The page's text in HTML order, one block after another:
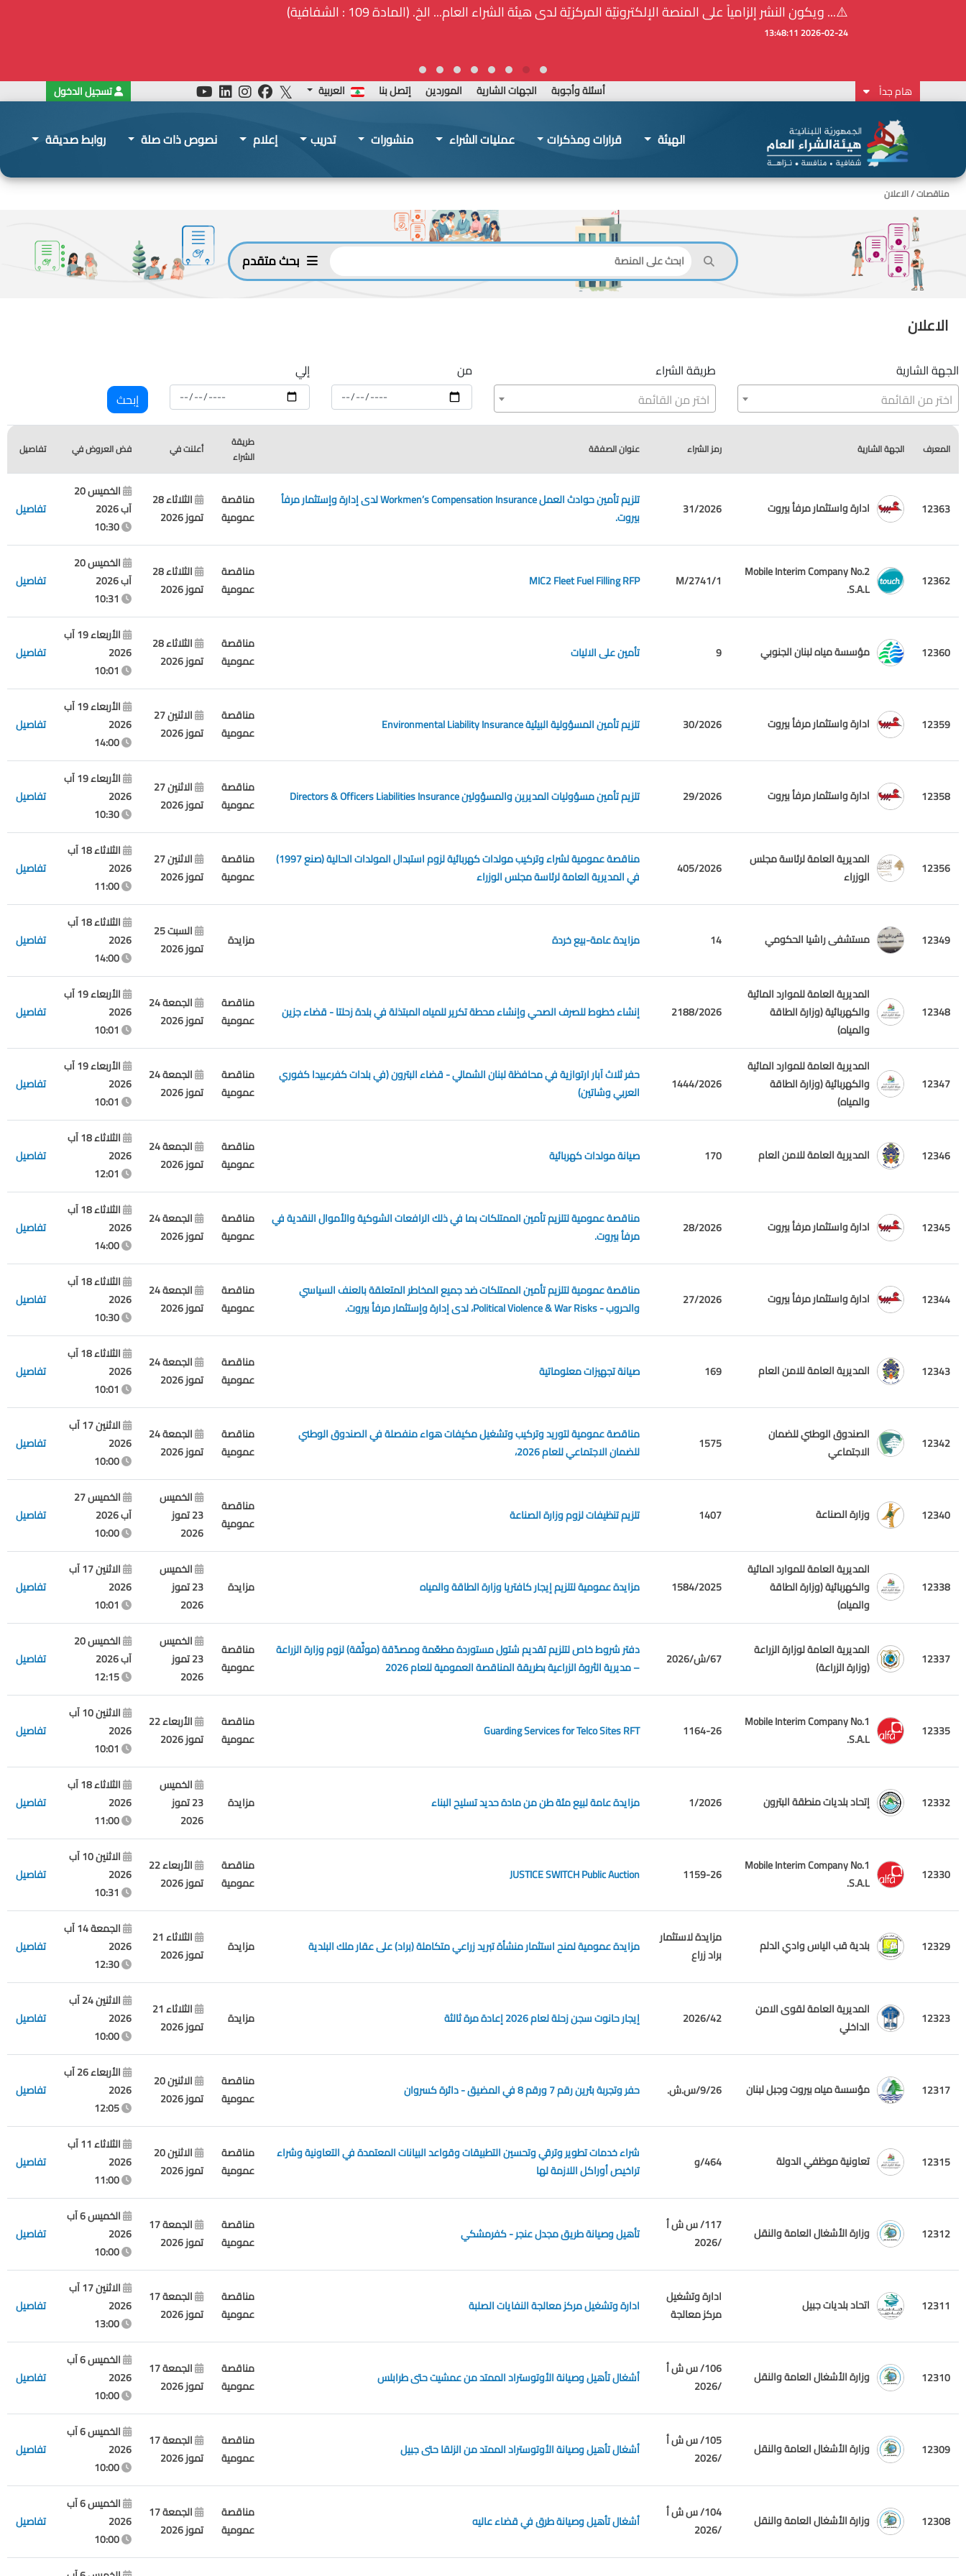
⚠️... ويكون النشر إلزامياً على المنصة الإلكترونيّة المركزيّة لدى هيئة الشراء العام... الخ. (المادة 109 : الشفافية)
2026-02-24 13:48:11
هام جداً أسئلة وأجوبة الجهات الشارية الموردين إتصل بنا العربية تسجيل الدخول
الهيئة قرارات ومذكرات عمليات الشراء منشورات تدريب إعلام نصوص ذات صلة روابط صديقة
مناقصات / الاعلان
بحث متقدم
الاعلان
الجهة الشارية
اختر من القائمة
طريقة الشراء
اختر من القائمة
من إلي
المعرف الجهة الشارية رمز الشراء عنوان الصفقة
طريقة
الشراء
أعلنت في فض العروض في تفاصيل
12363 ادارة واستثمار مرفأ بيروت 31/2026
تلزيم تأمين حوادث العمل Workmen’s Compensation Insurance لدى إدارة وإستثمار مرفأ
بيروت.
مناقصة
عمومية
الثلاثاء 28
تموز 2026
الخميس 20
آب 2026
10:30
تفاصيل
12362
Mobile Interim Company No.2
S.A.L.
2741/1/M
MIC2 Fleet Fuel Filling RFP
مناقصة
عمومية
الثلاثاء 28
تموز 2026
الخميس 20
آب 2026
10:31
تفاصيل
12360 مؤسسة مياه لبنان الجنوبي 9 تأمين على الاليات
مناقصة
عمومية
الثلاثاء 28
تموز 2026
الأربعاء 19 آب
2026
10:01
تفاصيل
12359 ادارة واستثمار مرفأ بيروت 30/2026 تلزيم تأمين المسؤولية البيئية Environmental Liability Insurance
مناقصة
عمومية
الاثنين 27
تموز 2026
الأربعاء 19 آب
2026
14:00
تفاصيل
12358 ادارة واستثمار مرفأ بيروت 29/2026 تلزيم تأمين مسؤوليات المديرين والمسؤولين Directors & Officers Liabilities Insurance
مناقصة
عمومية
الاثنين 27
تموز 2026
الأربعاء 19 آب
2026
10:30
تفاصيل
12356
المديرية العامة لرئاسة مجلس
الوزراء
405/2026
مناقصة عمومية لشراء وتركيب مولدات كهربائية لزوم استبدال المولدات الحالية (صنع 1997)
في المديرية العامة لرئاسة مجلس الوزراء
مناقصة
عمومية
الاثنين 27
تموز 2026
الثلاثاء 18 آب
2026
11:00
تفاصيل
12349 مستشفى راشيا الحكومي 14 مزايدة عامة-بيع خردة مزايدة
السبت 25
تموز 2026
الثلاثاء 18 آب
2026
14:00
تفاصيل
12348
المديرية العامة للموارد المائية
والكهربائية (وزارة الطاقة
والمياه)
2188/2026 إنشاء خطوط للصرف الصحي وإنشاء محطة تكرير للمياه المبتذلة في بلدة زحلتا - قضاء جزين
مناقصة
عمومية
الجمعة 24
تموز 2026
الأربعاء 19 آب
2026
10:01
تفاصيل
12347
المديرية العامة للموارد المائية
والكهربائية (وزارة الطاقة
والمياه)
1444/2026
حفر ثلاث آبار ارتوازية في محافظة لبنان الشمالي - قضاء البترون (في بلدات كفرعبيدا كفوري
العربي وشاتين)
مناقصة
عمومية
الجمعة 24
تموز 2026
الأربعاء 19 آب
2026
10:01
تفاصيل
12346 المديرية العامة للامن العام 170 صيانة مولدات كهربائية
مناقصة
عمومية
الجمعة 24
تموز 2026
الثلاثاء 18 آب
2026
12:01
تفاصيل
12345 ادارة واستثمار مرفأ بيروت 28/2026
مناقصة عمومية لتلزيم تأمين الممتلكات بما في ذلك الرافعات الشوكية والأموال النقدية في
مرفأ بيروت.
مناقصة
عمومية
الجمعة 24
تموز 2026
الثلاثاء 18 آب
2026
14:00
تفاصيل
12344 ادارة واستثمار مرفأ بيروت 27/2026
مناقصة عمومية لتلزيم تأمين الممتلكات ضد جميع المخاطر المتعلقة بالعنف السياسي
والحروب - Political Violence & War Risks، لدى إدارة وإستثمار مرفأ بيروت.
مناقصة
عمومية
الجمعة 24
تموز 2026
الثلاثاء 18 آب
2026
10:30
تفاصيل
12343 المديرية العامة للامن العام 169 صيانة تجهيزات معلوماتية
مناقصة
عمومية
الجمعة 24
تموز 2026
الثلاثاء 18 آب
2026
10:01
تفاصيل
12342
الصندوق الوطني للضمان
الاجتماعي
1575
مناقصة عمومية لتوريد وتركيب وتشغيل مكيفات هواء منفصلة في الصندوق الوطني
للضمان الاجتماعي للعام 2026،
مناقصة
عمومية
الجمعة 24
تموز 2026
الاثنين 17 آب
2026
10:00
تفاصيل
12340 وزارة الصناعة 1407 تلزيم تنظيفات لزوم وزارة الصناعة
مناقصة
عمومية
الخميس
23 تموز
2026
الخميس 27
آب 2026
10:00
تفاصيل
12338
المديرية العامة للموارد المائية
والكهربائية (وزارة الطاقة
والمياه)
1584/2025 مزايدة عمومية لتلزيم إيجار كافتريا وزارة الطاقة والمياه مزايدة
الخميس
23 تموز
2026
الاثنين 17 آب
2026
10:01
تفاصيل
12337
المديرية العامة لوزارة الزراعة
(وزارة الزراعة)
67/ش/2026
دفتر شروط خاص لتلزيم تقديم شتول مستوردة مطعّمة ومصدّقة (موثّقة) لزوم وزارة الزراعة
– مديرية الثروة الزراعية بطريقة المناقصة العمومية للعام 2026
مناقصة
عمومية
الخميس
23 تموز
2026
الخميس 20
آب 2026
12:15
تفاصيل
12335
Mobile Interim Company No.1
S.A.L.
1164-26
Guarding Services for Telco Sites RFT
مناقصة
عمومية
الأربعاء 22
تموز 2026
الاثنين 10 آب
2026
10:01
تفاصيل
12332 إتحاد بلديات منطقة البترون 1/2026 مزايدة عامة لبيع مئة طن من مادة حديد تسليح البناء مزايدة
الخميس
23 تموز
2026
الثلاثاء 18 آب
2026
11:00
تفاصيل
12330
Mobile Interim Company No.1
S.A.L.
1159-26
JUSTICE SWITCH Public Auction
مناقصة
عمومية
الأربعاء 22
تموز 2026
الاثنين 10 آب
2026
10:31
تفاصيل
12329 بلدية قب الياس وادي الدلم
مزايدة لاستثمار
براد زراع
مزايدة عمومية لمنح استثمار منشأة تبريد زراعي متكاملة (براد) على عقار ملك البلدية مزايدة
الثلاثاء 21
تموز 2026
الجمعة 14 آب
2026
12:30
تفاصيل
12323
المديرية العامة لقوى الامن
الداخلي
2026/42 إيجار حانوت سجن زحلة لعام 2026 إعادة مرة ثالثة مزايدة
الثلاثاء 21
تموز 2026
الاثنين 24 آب
2026
10:00
تفاصيل
12317 مؤسسة مياه بيروت وجبل لبنان 9/26/س.ش. حفر وتجربة بئرين رقم 7 ورقم 8 في المضيق - دائرة كسروان
مناقصة
عمومية
الاثنين 20
تموز 2026
الأربعاء 26 آب
2026
12:05
تفاصيل
12315 تعاونية موظفي الدولة 464/و
شراء خدمات تطوير وترقي وتحسين التطبيقات وقواعد البيانات المعتمدة في التعاونية وشراء
تراخيص أوراكل اللازمة لها
مناقصة
عمومية
الاثنين 20
تموز 2026
الثلاثاء 11 آب
2026
11:00
تفاصيل
12312 وزارة الأشغال العامة والنقل
117/ س ش أ
/2026
تأهيل وصيانة طريق مجدل عنجر - كفرمشكي
مناقصة
عمومية
الجمعة 17
تموز 2026
الخميس 6 آب
2026
10:00
تفاصيل
12311 اتحاد بلديات جبيل
ادارة وتشغيل
مركز معالجة
ادارة وتشغيل مركز معالجة النفايات الصلبة
مناقصة
عمومية
الجمعة 17
تموز 2026
الاثنين 17 آب
2026
13:00
تفاصيل
12310 وزارة الأشغال العامة والنقل
106/ س ش أ
/2026
أشغال تأهيل وصيانة الأوتوستراد الممتد من عمشيت حتى طرابلس
مناقصة
عمومية
الجمعة 17
تموز 2026
الخميس 6 آب
2026
10:00
تفاصيل
12309 وزارة الأشغال العامة والنقل
105/ س ش أ
/2026
أشغال تأهيل وصيانة الأوتوستراد الممتد من الزلقا حتى جبيل
مناقصة
عمومية
الجمعة 17
تموز 2026
الخميس 6 آب
2026
10:00
تفاصيل
12308 وزارة الأشغال العامة والنقل
104/ س ش أ
/2026
أشغال تأهيل وصيانة طرق في قضاء عاليه
مناقصة
عمومية
الجمعة 17
تموز 2026
الخميس 6 آب
2026
10:00
تفاصيل